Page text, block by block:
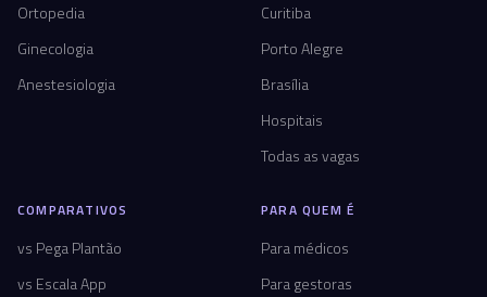
Ortopedia
Ginecologia
Anestesiologia
Curitiba
Porto Alegre
Brasília
Hospitais
Todas as vagas
COMPARATIVOS
vs Pega Plantão
vs Escala App
PARA QUEM É
Para médicos
Para gestoras